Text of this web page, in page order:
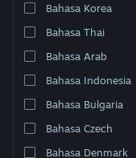
Lihat laman web desktop
Bahasa Korea
Bahasa Thai
Bahasa Arab
Bahasa Indonesia
Bahasa Bulgaria
Bahasa Czech
Bahasa Denmark